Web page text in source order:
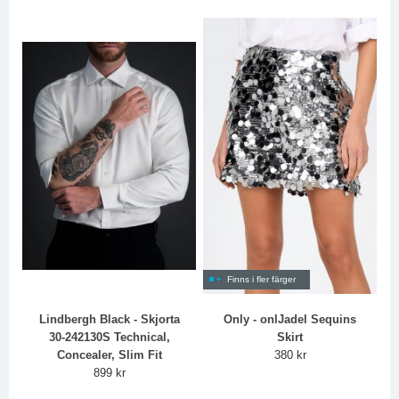
Lindbergh Black - Skjorta
30-242130S Technical,
Concealer, Slim Fit
899 kr
Finns i fler färger
Only - onlJadel Sequins
Skirt
380 kr